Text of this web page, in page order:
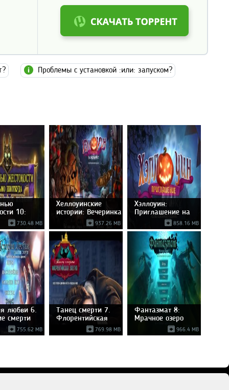
Проблемы с установкой :или: запуском?
10:
730.48 MB
Хеллоуинские
истории: Вечеринка
937.26 MB
Хэллоуин:
Приглашение на
вечеринку.
858.16 MB
любви 6.
смерти
755.62 MB
Танец смерти 7.
Флорентийская
769.98 MB
Фантазмат 8:
Мрачное озеро
966.4 MB